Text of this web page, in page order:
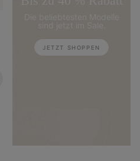
JETZT SHOPPEN